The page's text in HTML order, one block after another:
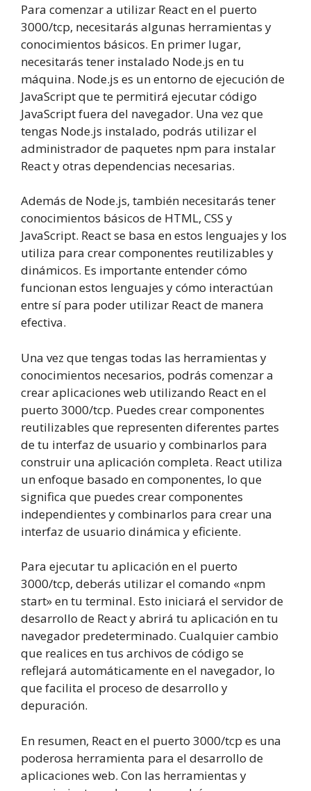
Para comenzar a utilizar React en el puerto
3000/tcp, necesitarás algunas herramientas y
conocimientos básicos. En primer lugar,
necesitarás tener instalado Node.js en tu
máquina. Node.js es un entorno de ejecución de
JavaScript que te permitirá ejecutar código
JavaScript fuera del navegador. Una vez que
tengas Node.js instalado, podrás utilizar el
administrador de paquetes npm para instalar
React y otras dependencias necesarias.
Además de Node.js, también necesitarás tener
conocimientos básicos de HTML, CSS y
JavaScript. React se basa en estos lenguajes y los
utiliza para crear componentes reutilizables y
dinámicos. Es importante entender cómo
funcionan estos lenguajes y cómo interactúan
entre sí para poder utilizar React de manera
efectiva.
Una vez que tengas todas las herramientas y
conocimientos necesarios, podrás comenzar a
crear aplicaciones web utilizando React en el
puerto 3000/tcp. Puedes crear componentes
reutilizables que representen diferentes partes
de tu interfaz de usuario y combinarlos para
construir una aplicación completa. React utiliza
un enfoque basado en componentes, lo que
significa que puedes crear componentes
independientes y combinarlos para crear una
interfaz de usuario dinámica y eficiente.
Para ejecutar tu aplicación en el puerto
3000/tcp, deberás utilizar el comando «npm
start» en tu terminal. Esto iniciará el servidor de
desarrollo de React y abrirá tu aplicación en tu
navegador predeterminado. Cualquier cambio
que realices en tus archivos de código se
reflejará automáticamente en el navegador, lo
que facilita el proceso de desarrollo y
depuración.
En resumen, React en el puerto 3000/tcp es una
poderosa herramienta para el desarrollo de
aplicaciones web. Con las herramientas y